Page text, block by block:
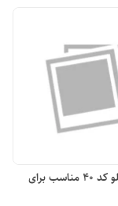
توپی چرخ جلو کد ۴۰ مناسب برای